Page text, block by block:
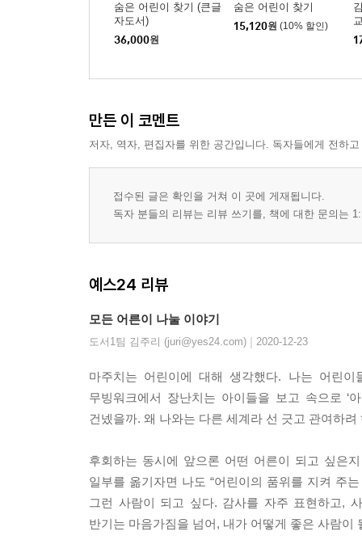
숨은 어린이 찾기 (큰글
자도서)
36,000원
숨은 어린이 찾기
15,120원 (10% 할인)
만든 이 코멘트
저자, 역자, 편집자를 위한 공간입니다. 독자들에게 전하
접수된 글은 확인을 거쳐 이 곳에 게재됩니다.
독자 분들의 리뷰는 리뷰 쓰기를, 책에 대한 문의는
예스24 리뷰
모든 어른이 나눌 이야기
도서1팀 김주리 (juri@yes24.com) | 2020-12-23
마주치는 어린이에 대해 생각했다. 나는 어린
무빙워크에서 장난치는 아이들을 보고 속으로 ‘
건넸을까. 왜 나와는 다른 세계라 선 긋고 관여하
후회하는 동시에 앞으론 어떤 어른이 되고 싶은
일부를 옮기자면 나도 “어린이의 품위를 지켜 주
그런 사람이 되고 싶다. 감사를 자주 표현하고,
반기는 마음가짐을 넘어, 내가 어떻게 좋은 사람이